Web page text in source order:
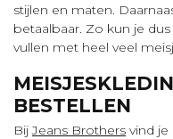
stijlen en maten.
betaalbaar. Zo kun je
vullen met heel veel
BESTELLEN
BijJeans Brothers vind je